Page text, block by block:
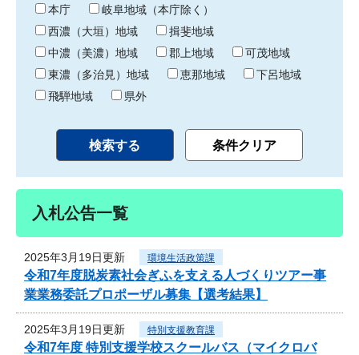
わ
り
本庁
岐阜地域（本庁除く）
西濃（大垣）地域
揖斐地域
中濃（美濃）地域
郡上地域
可茂地域
東濃（多治見）地域
恵那地域
下呂地域
飛騨地域
県外
入札公告一覧
2025年3月19日更新 環境生活政策課
令和7年度脱炭素社会ぎふを支える人づくりツアー事
業業務委託プロポーザル募集【選考結果】
2025年3月19日更新 特別支援教育課
令和7年度 特別支援学校スクールバス（マイクロバ